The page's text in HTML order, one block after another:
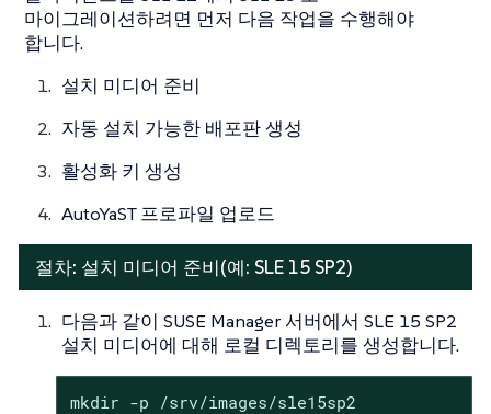
마이그레이션하려면 먼저 다음 작업을 수행해야
합니다.
설치 미디어 준비
자동 설치 가능한 배포판 생성
활성화 키 생성
AutoYaST 프로파일 업로드
절차: 설치 미디어 준비(예: SLE 15 SP2)
다음과 같이 SUSE Manager 서버에서 SLE 15 SP2
설치 미디어에 대해 로컬 디렉토리를 생성합니다.
mkdir -p /srv/images/sle15sp2